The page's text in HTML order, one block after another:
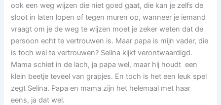
ook een weg wijzen die niet goed gaat, die kan je zelfs de
sloot in laten lopen of tegen muren op, wanneer je iemand
vraagt om je de weg te wijzen moet je zeker weten dat de
persoon echt te vertrouwen is. Maar papa is mijn vader, die
is toch wel te vertrouwen? Selina kijkt verontwaardigd.
Mama schiet in de lach, ja papa wel, maar hij houdt een
klein beetje teveel van grapjes. En toch is het een leuk spel
zegt Selina. Papa en mama zijn het helemaal met haar
eens, ja dat wel.